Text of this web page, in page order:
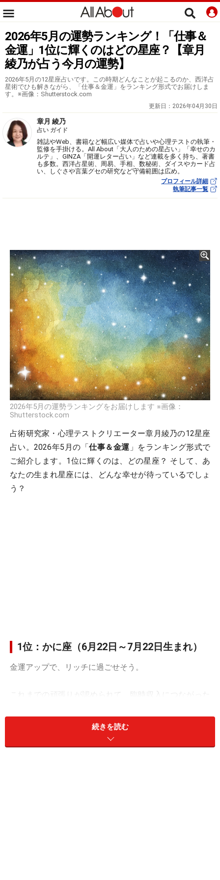
2026年5月の運勢ランキング！「仕事＆
金運」1位に輝くのはどの星座？【章月
綾乃が占う今月の運勢】
2026年5月の12星座占いです。この時期どんなことが起こるのか、西洋占
星術でひも解きながら、「仕事＆金運」をランキング形式でお届けしま
す。※画像：Shutterstock.com
更新日： 2026年04月30日
章月 綾乃
占い ガイド
雑誌やWeb、書籍など幅広い媒体で占いや心理テストの執筆・
監修を手掛ける。All About「大人のための星占い」「幸せのカ
ルテ」、GINZA「開運レター占い」など連載を多く持ち、著書
も多数。西洋占星術、周易、手相、数秘術、ダイスやカード占
い、しぐさや言葉グセの研究など守備範囲は広め。
プロフィール詳細
執筆記事一覧
2026年5月の運勢ランキングをお届けします ※画像：
Shutterstock.com
占術研究家・心理テストクリエーター章月綾乃の12星座
占い。2026年5月の「仕事＆金運 」をランキング形式で
ご紹介します。1位に輝くのは、どの星座？ そして、あ
なたの生まれ星座には、どんな幸せが待っているでしょ
う？
1位：かに座（6月22日～7月22日生まれ）
金運アップで、リッチに過ごせそう。
これまでの頑張りが認められて、臨時収入につながった
仕事は、発想豊かに。ないない尽くしでお手上げの状況
続きを読む